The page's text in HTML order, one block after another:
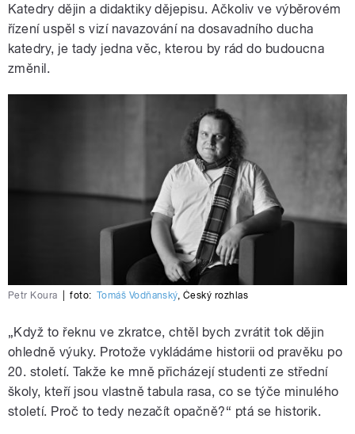
Katedry dějin a didaktiky dějepisu. Ačkoliv ve výběrovém
řízení uspěl s vizí navazování na dosavadního ducha
katedry, je tady jedna věc, kterou by rád do budoucna
změnil.
Petr Koura foto: Tomáš Vodňanský, Český rozhlas
„Když to řeknu ve zkratce, chtěl bych zvrátit tok dějin
ohledně výuky. Protože vykládáme historii od pravěku po
20. století. Takže ke mně přicházejí studenti ze střední
školy, kteří jsou vlastně tabula rasa, co se týče minulého
století. Proč to tedy nezačít opačně?“ ptá se historik.